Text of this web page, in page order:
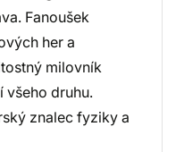
Fanoušek
her a
milovník
všeho druhu.
znalec fyziky a